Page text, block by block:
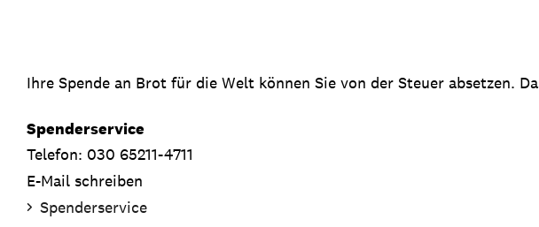
Ihre Spende an Brot für die Welt können Sie von der Steuer absetzen.
Spenderservice
Telefon: 030 65211-4711
E-Mail schreiben
Spenderservice